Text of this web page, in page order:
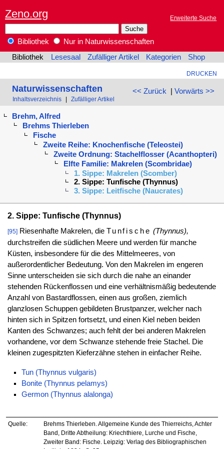
Zeno.org Erweiterte Suche
Bibliothek
Nur in Naturwissenschaften
Bibliothek
Lesesaal Zufälliger Artikel Kategorien Shop
DRUCKEN
<< Zurück | Vorwärts >>
Naturwissenschaften
Inhaltsverzeichnis Zufälliger Artikel
Brehm, Alfred
Brehms Thierleben
Fische
Zweite Reihe: Knochenfische (Teleostei)
Zweite Ordnung: Stachelflosser (Acanthopteri)
Elfte Familie: Makrelen (Scombridae)
1. Sippe: Makrelen (Scomber)
2. Sippe: Tunfische (Thynnus)
3. Sippe: Leitfische (Naucrates)
2. Sippe: Tunfische (Thynnus)
[95]Riesenhafte Makrelen, die Tunfische (Thynnus),
durchstreifen die südlichen Meere und werden für manche
Küsten, insbesondere für die des Mittelmeeres, von
außerordentlicher Bedeutung. Von den Makrelen im engeren
Sinne unterscheiden sie sich durch die nahe an einander
stehenden Rückenflossen und eine verhältnismäßig bedeutende
Anzahl von Bastardflossen, einen aus großen, ziemlich
glanzlosen Schuppen gebildeten Brustpanzer, welcher nach
hinten sich in Spitzen fortsetzt, und einen Kiel neben beiden
Kanten des Schwanzes; auch fehlt der bei anderen Makrelen
vorhandene, vor dem Schwanze stehende freie Stachel. Die
kleinen zugespitzten Kieferzähne stehen in einfacher Reihe.
Tun (Thynnus vulgaris)
Bonite (Thynnus pelamys)
Germon (Thynnus alalonga)
Quelle:
Brehms Thierleben. Allgemeine Kunde des Thierreichs, Achter
Band, Dritte Abtheilung: Kriechthiere, Lurche und Fische,
Zweiter Band: Fische. Leipzig: Verlag des Bibliographischen